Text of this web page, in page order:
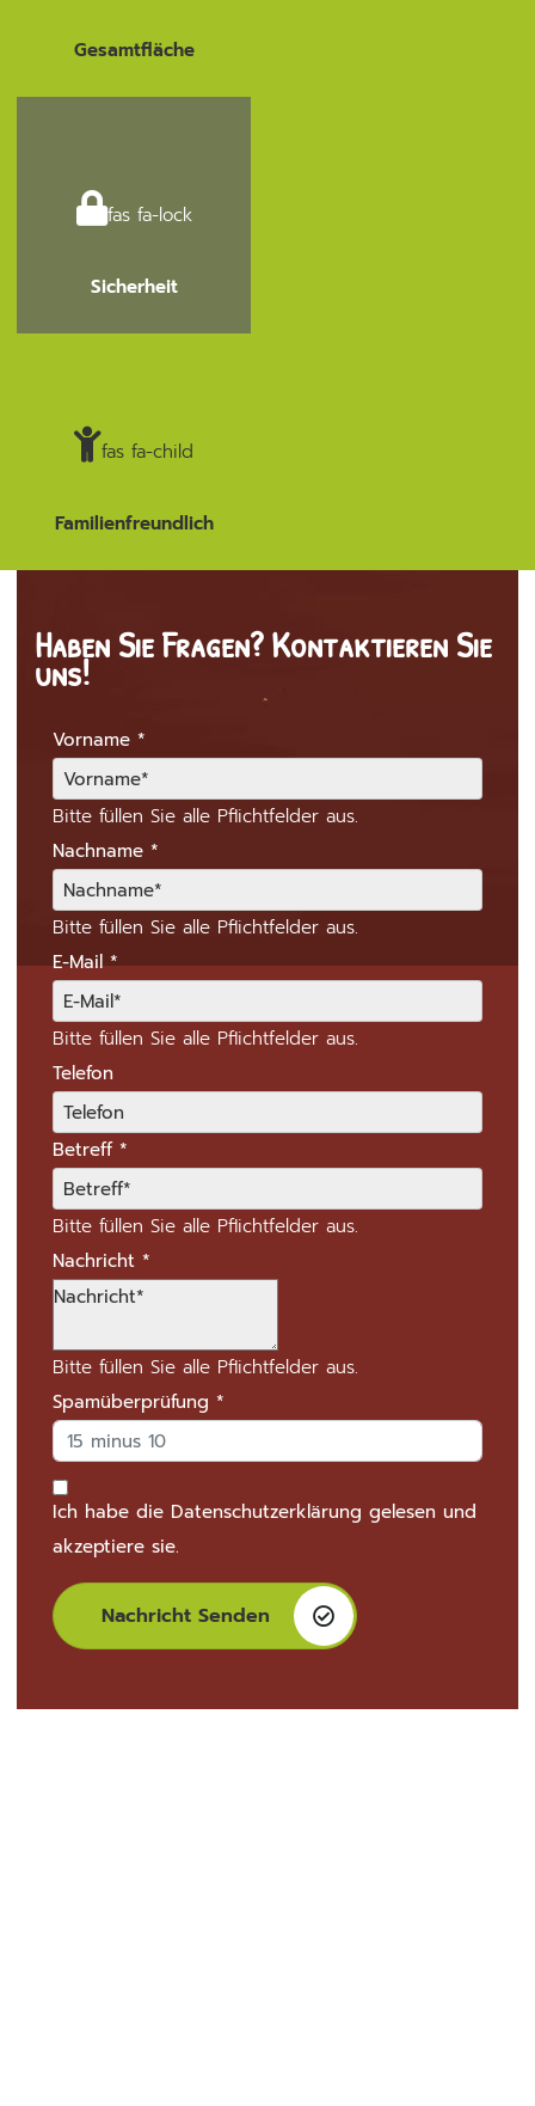
Gesamtfläche
fas fa-lock
Sicherheit
fas fa-child
Familienfreundlich
Haben Sie Fragen? Kontaktieren Sie
uns!
Vorname *
Bitte füllen Sie alle Pflichtfelder aus.
Nachname *
Bitte füllen Sie alle Pflichtfelder aus.
E-Mail*
Bitte füllen Sie alle Pflichtfelder aus.
Telefon
Betreff*
Bitte füllen Sie alle Pflichtfelder aus.
Nachricht *
Bitte füllen Sie alle Pflichtfelder aus.
Spamüberprüfung*
Ich habe die Datenschutzerklärung gelesen und
akzeptiere sie.
Nachricht Senden